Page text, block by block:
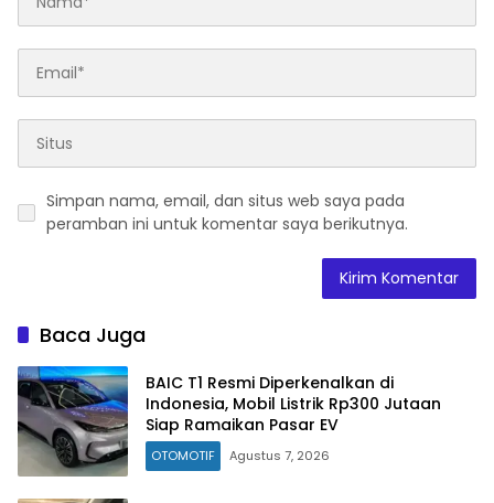
Simpan nama, email, dan situs web saya pada
peramban ini untuk komentar saya berikutnya.
Baca Juga
BAIC T1 Resmi Diperkenalkan di
Indonesia, Mobil Listrik Rp300 Jutaan
Siap Ramaikan Pasar EV
OTOMOTIF Agustus 7, 2026